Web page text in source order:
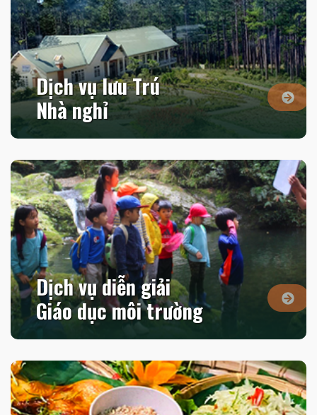
Dịch vụ lưu Trú
Nhà nghỉ
Dịch vụ diễn giải
Giáo dục môi trường